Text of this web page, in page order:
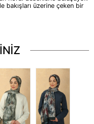
bakışları üzerine çeken bir